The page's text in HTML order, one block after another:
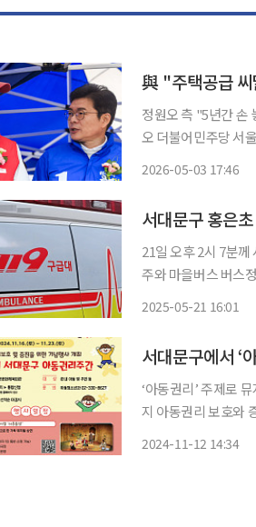
정원오 측 "5년간 손
오 더불어민주당 서
2026-05-03 17:46
21일 오후 2시 7분
주와 마을버스 버스
2025-05-21 16:01
서대문구에서 ‘
‘아동권리’ 주제로 뮤지컬, 특강, 마
지 아동권리 보호와 증진을
2024-11-12 14:34